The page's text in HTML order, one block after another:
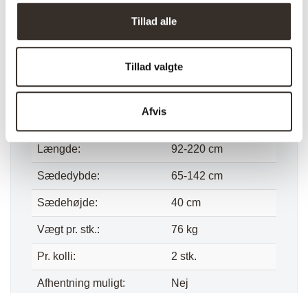
Tillad alle
Tillad valgte
Afvis
Materiale: Polyester, Træ
Blå
Total højde 76 cm
Længde: 92-220 cm
Sædedybde: 65-142 cm
Sædehøjde: 40 cm
Vægt pr. stk.: 76 kg
Pr. kolli: 2 stk.
Afhentning muligt: Nej